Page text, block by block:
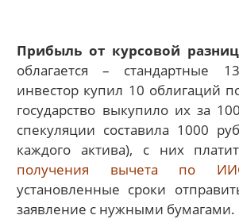
Прибыль от курсовой
облагается – стандартные
инвестор купил 10 облигаций
государство выкупило их за
спекуляции составила 1000
каждого актива), с них
получения вычета по
установленные сроки
заявление с нужными бумагами.